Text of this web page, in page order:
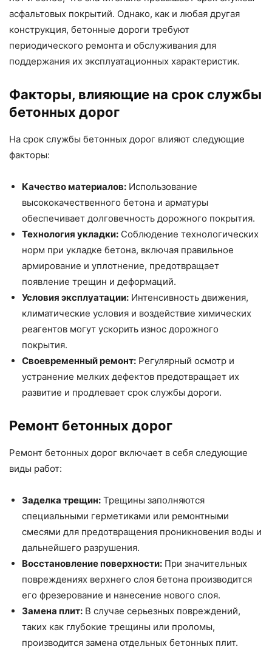
асфальтовых покрытий. Однако, как и любая другая
конструкция, бетонные дороги требуют
периодического ремонта и обслуживания для
поддержания их эксплуатационных характеристик.
Факторы, влияющие на срок службы
бетонных дорог
На срок службы бетонных дорог влияют следующие
факторы:
Качество материалов: Использование
высококачественного бетона и арматуры
обеспечивает долговечность дорожного покрытия.
Технология укладки: Соблюдение технологических
норм при укладке бетона, включая правильное
армирование и уплотнение, предотвращает
появление трещин и деформаций.
Условия эксплуатации: Интенсивность движения,
климатические условия и воздействие химических
реагентов могут ускорить износ дорожного
покрытия.
Своевременный ремонт: Регулярный осмотр и
устранение мелких дефектов предотвращает их
развитие и продлевает срок службы дороги.
Ремонт бетонных дорог
Ремонт бетонных дорог включает в себя следующие
виды работ:
Заделка трещин: Трещины заполняются
специальными герметиками или ремонтными
смесями для предотвращения проникновения воды и
дальнейшего разрушения.
Восстановление поверхности: При значительных
повреждениях верхнего слоя бетона производится
его фрезерование и нанесение нового слоя.
Замена плит: В случае серьезных повреждений,
таких как глубокие трещины или проломы,
производится замена отдельных бетонных плит.